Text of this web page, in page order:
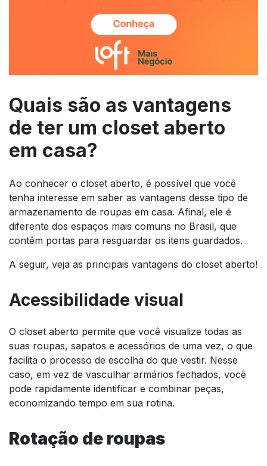
Quais são as vantagens
de ter um closet aberto
em casa?
Ao conhecer o closet aberto, é possível que você
tenha interesse em saber as vantagens desse tipo de
armazenamento de roupas em casa. Afinal, ele é
diferente dos espaços mais comuns no Brasil, que
contêm portas para resguardar os itens guardados.
A seguir, veja as principais vantagens do closet aberto!
Acessibilidade visual
O closet aberto permite que você visualize todas as
suas roupas, sapatos e acessórios de uma vez, o que
facilita o processo de escolha do que vestir. Nesse
caso, em vez de vasculhar armários fechados, você
pode rapidamente identificar e combinar peças,
economizando tempo em sua rotina.
Rotação de roupas